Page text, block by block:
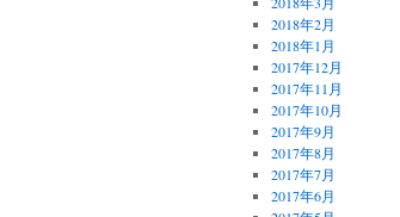
2018年2月
2018年1月
2017年12月
2017年11月
2017年10月
2017年9月
2017年8月
2017年7月
2017年6月